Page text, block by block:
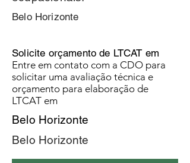
Belo Horizonte
Solicite orçamento de LTCAT em
Entre em contato com a CDO para
solicitar uma avaliação técnica e
orçamento para elaboração de
LTCAT em
Belo Horizonte
Belo Horizonte